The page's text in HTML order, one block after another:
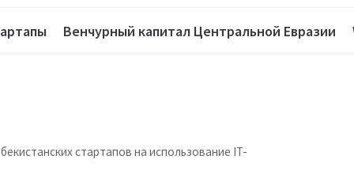
Венчурный капитал Центральной Евразии
стартапов на использование IT-